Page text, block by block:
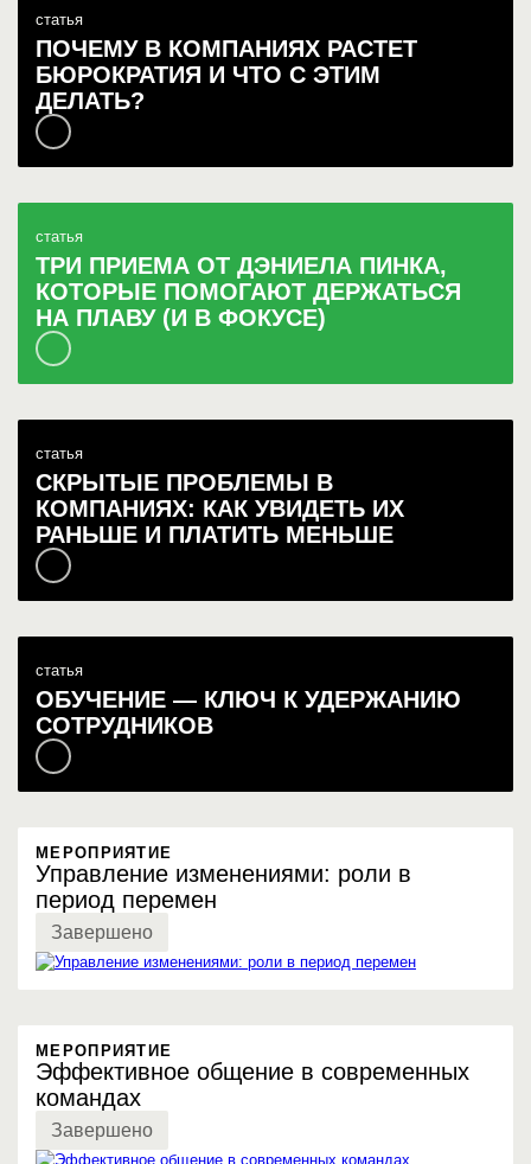
статья
ПОЧЕМУ В КОМПАНИЯХ РАСТЕТ
БЮРОКРАТИЯ И ЧТО С ЭТИМ
ДЕЛАТЬ?
статья
ТРИ ПРИЕМА ОТ ДЭНИЕЛА ПИНКА,
КОТОРЫЕ ПОМОГАЮТ ДЕРЖАТЬСЯ
НА ПЛАВУ (И В ФОКУСЕ)
статья
СКРЫТЫЕ ПРОБЛЕМЫ В
КОМПАНИЯХ: КАК УВИДЕТЬ ИХ
РАНЬШЕ И ПЛАТИТЬ МЕНЬШЕ
статья
ОБУЧЕНИЕ — КЛЮЧ К УДЕРЖАНИЮ
СОТРУДНИКОВ
МЕРОПРИЯТИЕ
Управление изменениями: роли в
период перемен
Завершено
МЕРОПРИЯТИЕ
Эффективное общение в современных
командах
Завершено